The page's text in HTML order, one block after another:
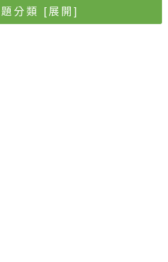
分類 [展開]